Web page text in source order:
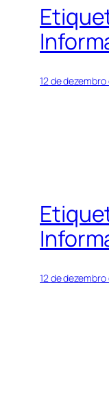
12 de
12 de